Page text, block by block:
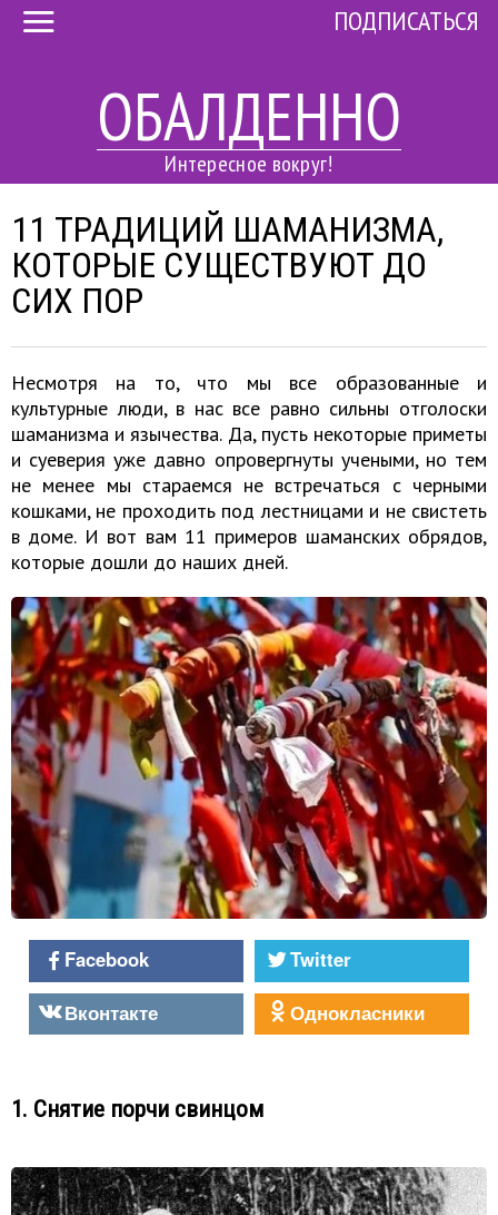
ОБАЛДЕННО
Интересное вокруг!
ПОДПИСАТЬСЯ
11 ТРАДИЦИЙ ШАМАНИЗМА,
КОТОРЫЕ СУЩЕСТВУЮТ ДО
СИХ ПОР
Несмотря на то, что мы все образованные и
культурные люди, в нас все равно сильны отголоски
шаманизма и язычества. Да, пусть некоторые приметы
и суеверия уже давно опровергнуты учеными, но тем
не менее мы стараемся не встречаться с черными
кошками, не проходить под лестницами и не свистеть
в доме. И вот вам 11 примеров шаманских обрядов,
которые дошли до наших дней.
Facebook
Twitter
Вконтакте
Однокласники
1. Снятие порчи свинцом